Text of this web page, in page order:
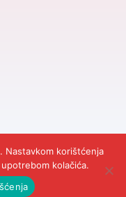
and DevelopmentCubes.
odgovornosti
Nastavkom korištćenja
kolačića.